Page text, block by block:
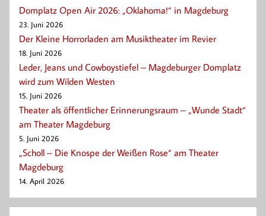
Domplatz Open Air 2026: „Oklahoma!“ in Magdeburg
23. Juni 2026
Der Kleine Horrorladen am Musiktheater im Revier
18. Juni 2026
Leder, Jeans und Cowboystiefel – Magdeburger Domplatz
wird zum Wilden Westen
15. Juni 2026
Theater als öffentlicher Erinnerungsraum – „Wunde Stadt“
am Theater Magdeburg
5. Juni 2026
„Scholl – Die Knospe der Weißen Rose“ am Theater
Magdeburg
14. April 2026